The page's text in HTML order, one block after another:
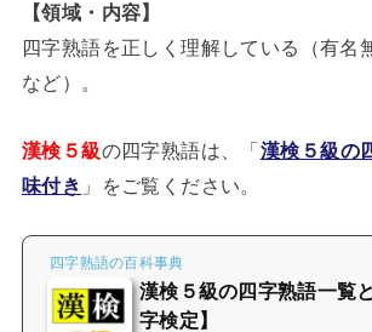
【領域・内容】
四字熟語を正しく理解している（有
など）。
漢検５級の四字熟語は、「漢検５級の
味付き 」をご覧ください。
四字熟語の百科事典
漢検５級の四字熟語一覧
字検定】